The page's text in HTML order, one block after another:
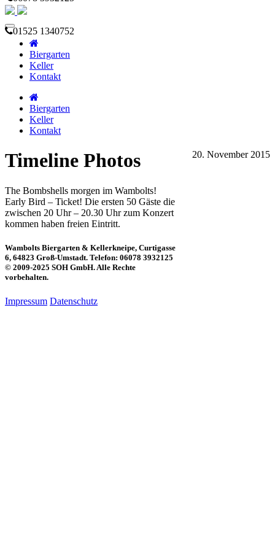
01525 1340752
Biergarten
Keller
Kontakt
Biergarten
Keller
Kontakt
20. November 2015
Timeline Photos
The Bombshells morgen im Wambolts!
Early Bird – Ticket! Die ersten 50 Gäste die
zwischen 20 Uhr – 20.30 Uhr zum Konzert
kommen haben freien Eintritt.
Wambolts Biergarten & Kellerkneipe, Curtigasse
6, 64823 Groß-Umstadt. Telefon: 06078 3932125
© 2009-2025 SOH GmbH. Alle Rechte
vorbehalten.
Impressum Datenschutz